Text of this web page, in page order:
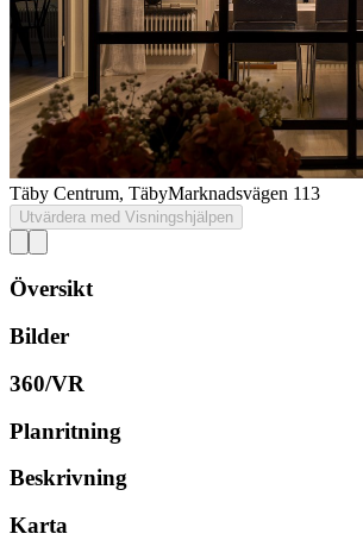
Täby Centrum, TäbyMarknadsvägen 113
Utvärdera med Visningshjälpen
Översikt
Bilder
360/VR
Planritning
Beskrivning
Karta